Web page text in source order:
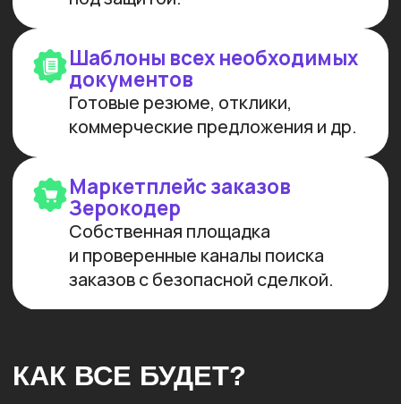
МЫ СОЗДАЕМ
ФУНДАМЕНТАЛЬНОЕ
ОБРАЗОВАНИЕ В ОБЛАСТИ
ИСКУССТВЕННОГО
ИНТЕЛЛЕКТА
И РАЗРАБОТКИ
Мы лидеры в обучении ИИ